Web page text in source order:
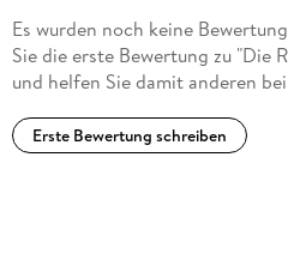
Es wurden noch keine
Sie die erste Bewertung zu "Die
und helfen Sie damit anderen
Erste Bewertung schreiben